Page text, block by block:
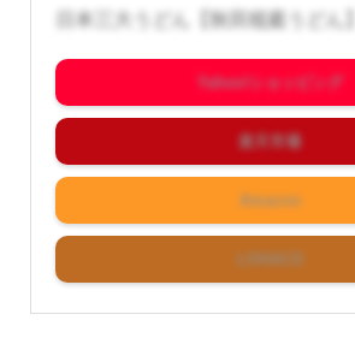
日本三大うどん【秋田稲庭うどん】
Yahoo!ショッピング
楽天市場
Amazon